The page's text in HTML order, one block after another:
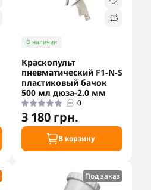
В наличии
Краскопульт
пневматический F1-N-S
пластиковый бачок
500 мл дюза-2.0 мм
0
3 180 грн.
В корзину
Под заказ